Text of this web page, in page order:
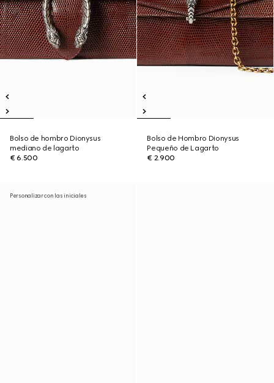
Bolso de hombro Dionysus
mediano de lagarto
€ 6.500
Bolso de Hombro Dionysus
Pequeño de Lagarto
€ 2.900
Personalizar con las iniciales